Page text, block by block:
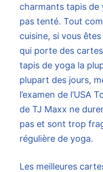
charmants tapis de
pas tenté. Tout
cuisine, si vous
qui porte des
tapis de yoga la
plupart des jours,
l’examen de l’USA
de TJ Maxx ne
pas et sont trop
régulière de yoga.
Les meilleures